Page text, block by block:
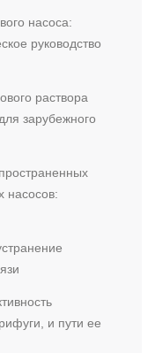
насоса:
руководство
раствора
зарубежного
насосов:
и пути ее